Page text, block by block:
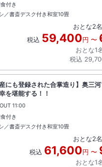
付き
／書斎デスク付き和室10畳
おとな2名
税込 59,400円 〜
おとな1
税込
産にも登録された合掌造り】奥三
を堪能する！！
インチェックアウト
11:00
付き
／書斎デスク付き和室10畳
おとな2名
税込 61,600円 〜
おとな1